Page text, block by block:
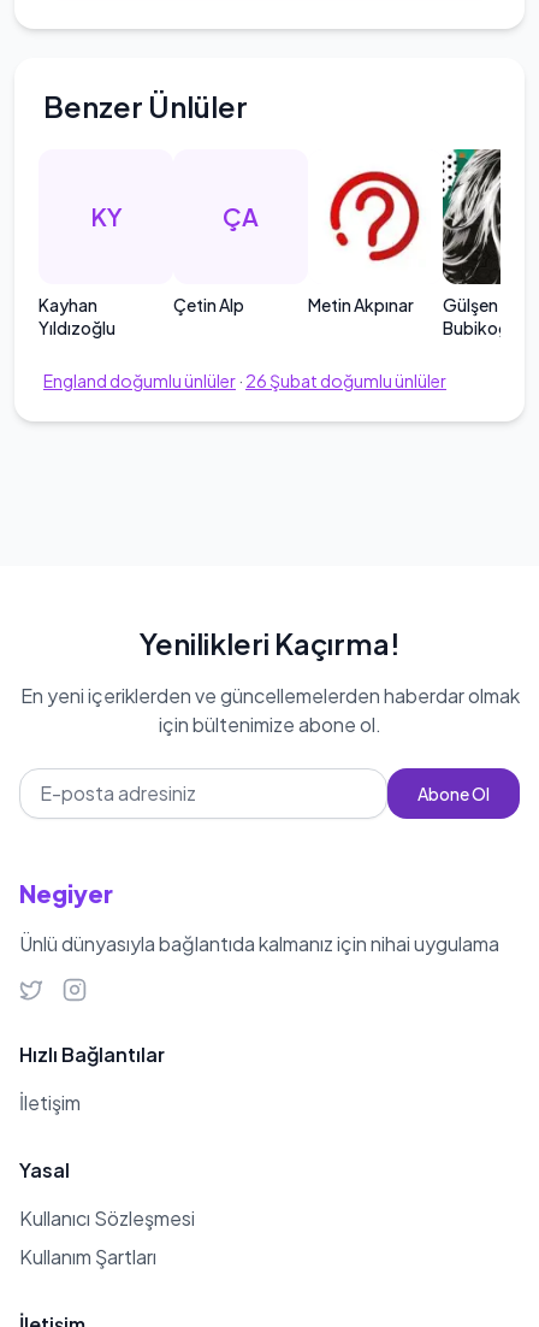
Benzer Ünlüler
KY
Kayhan
Yıldızoğlu
ÇA
Çetin Alp Metin Akpınar
Gülşen
Bubikoğlu
England doğumlu ünlüler· 26 Şubat doğumlu ünlüler
Yenilikleri Kaçırma!
En yeni içeriklerden ve güncellemelerden haberdar olmak
için bültenimize abone ol.
Abone Ol
Negiyer
Ünlü dünyasıyla bağlantıda kalmanız için nihai uygulama
Hızlı Bağlantılar
İletişim
Yasal
Kullanıcı Sözleşmesi
Kullanım Şartları